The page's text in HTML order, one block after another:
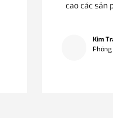
cao các sản
Kim
Phóng